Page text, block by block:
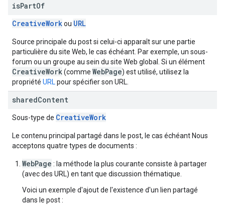
isPartOf
CreativeWorkou URL
Source principale du post si celui-ci apparaît sur une partie
particulière du site Web, le cas échéant. Par exemple, un sous-
forum ou un groupe au sein du site Web global. Si un élément
CreativeWork(comme WebPage) est utilisé, utilisez la
propriété URL pour spécifier son URL.
sharedContent
Sous-type de CreativeWork
Le contenu principal partagé dans le post, le cas échéant Nous
acceptons quatre types de documents :
WebPage : la méthode la plus courante consiste à partager
(avec des URL) en tant que discussion thématique.
Voici un exemple d'ajout de l'existence d'un lien partagé
dans le post :